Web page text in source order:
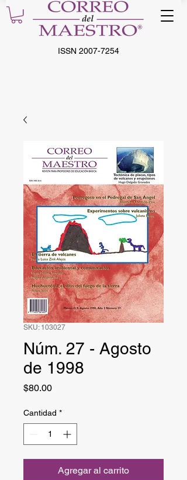
ISSN 2007-7254
SKU: 103027
Núm. 27 - Agosto
de 1998
$80.00Precio
Cantidad *
Agregar al carrito